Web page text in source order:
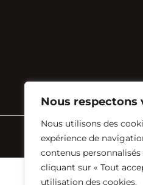
Nous respectons
Nous utilisons des
expérience de
contenus
cliquant sur « Tout
utilisation des cookies.